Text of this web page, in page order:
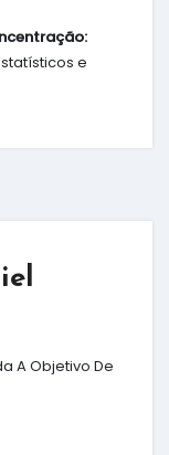
e
A Objetivo De